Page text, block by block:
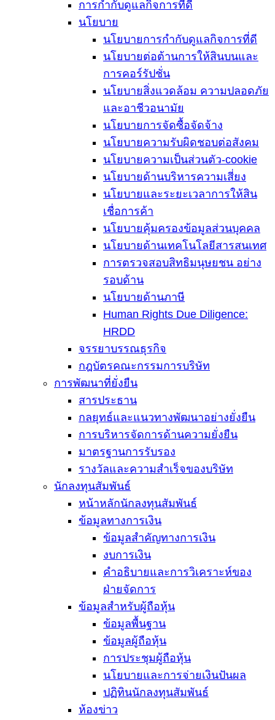
การกำกับดูแลกิจการที่ดี
นโยบาย
นโยบายการกำกับดูแลกิจการที่ดี
นโยบายต่อต้านการให้สินบนและ
การคอร์รัปชั่น
นโยบายสิ่งแวดล้อม ความปลอดภัย
และอาชีวอนามัย
นโยบายการจัดซื้อจัดจ้าง
นโยบายความรับผิดชอบต่อสังคม
นโยบายความเป็นส่วนตัว-cookie
นโยบายด้านบริหารความเสี่ยง
นโยบายและระยะเวลาการให้สิน
เชื่อการค้า
นโยบายคุ้มครองข้อมูลส่วนบุคคล
นโยบายด้านเทคโนโลยีสารสนเทศ
การตรวจสอบสิทธิมนุษยชน อย่าง
รอบด้าน
นโยบายด้านภาษี
Human Rights Due Diligence:
HRDD
จรรยาบรรณธุรกิจ
กฎบัตรคณะกรรมการบริษัท
การพัฒนาที่ยั่งยืน
สารประธาน
กลยุทธ์และแนวทางพัฒนาอย่างยั่งยืน
การบริหารจัดการด้านความยั่งยืน
มาตรฐานการรับรอง
รางวัลและความสำเร็จของบริษัท
นักลงทุนสัมพันธ์
หน้าหลักนักลงทุนสัมพันธ์
ข้อมูลทางการเงิน
ข้อมูลสำคัญทางการเงิน
งบการเงิน
คำอธิบายและการวิเคราะห์ของ
ฝ่ายจัดการ
ข้อมูลสำหรับผู้ถือหุ้น
ข้อมูลพื้นฐาน
ข้อมูลผู้ถือหุ้น
การประชุมผู้ถือหุ้น
นโยบายและการจ่ายเงินปันผล
ปฏิทินนักลงทุนสัมพันธ์
ห้องข่าว